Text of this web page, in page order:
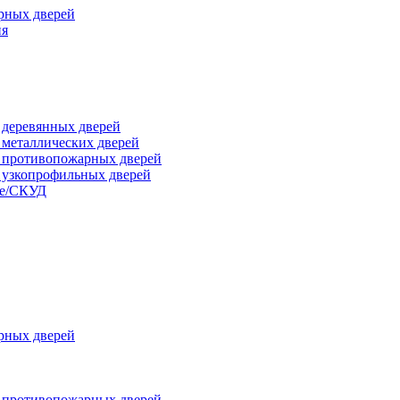
дверей
дверей
дверей
дверей
дверей
СКУД
дверей